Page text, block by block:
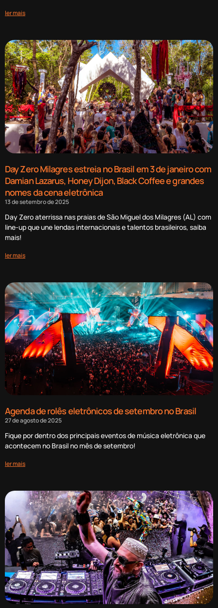
ler mais
Day Zero Milagres estreia no Brasil em 3 de janeiro com
Damian Lazarus, Honey Dijon, Black Coffee e grandes
nomes da cena eletrônica
13 de setembro de 2025
Day Zero aterrissa nas praias de São Miguel dos Milagres (AL) com
line-up que une lendas internacionais e talentos brasileiros, saiba
mais!
ler mais
Agenda de rolês eletrônicos de setembro no Brasil
27 de agosto de 2025
Fique por dentro dos principais eventos de música eletrônica que
acontecem no Brasil no mês de setembro!
ler mais